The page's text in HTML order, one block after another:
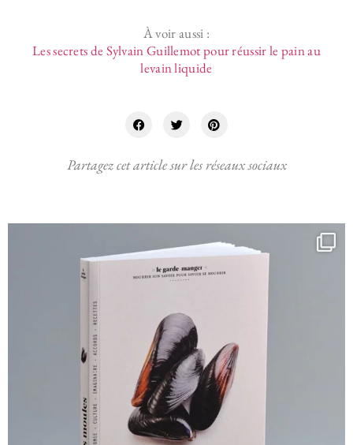
À voir aussi :
Les secrets de Sylvain Guillemot pour réussir le pain au
levain liquide
Partagez cet article sur les réseaux sociaux